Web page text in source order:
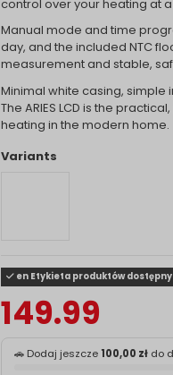
control over your heating at
Manual mode and time
day, and the included NTC
measurement and stable,
Minimal white casing, simple
The ARIES LCD is the
heating in the modern home.
Variants
en Etykieta produktów
149.99
🚗 Dodaj jeszcze 100,00 złdo